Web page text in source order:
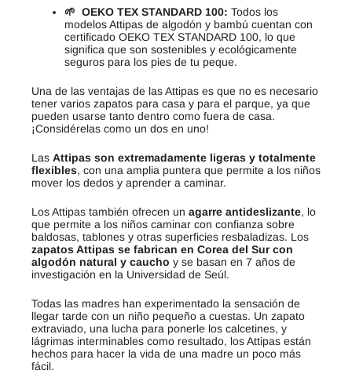
🌱 OEKO TEX STANDARD 100: Todos los
modelos Attipas de algodón y bambú cuentan con
certificado OEKO TEX STANDARD 100, lo que
significa que son sostenibles y ecológicamente
seguros para los pies de tu peque.
Una de las ventajas de las Attipas es que no es necesario
tener varios zapatos para casa y para el parque, ya que
pueden usarse tanto dentro como fuera de casa.
¡Considérelas como un dos en uno!
Las Attipas son extremadamente ligeras y totalmente
flexibles, con una amplia puntera que permite a los niños
mover los dedos y aprender a caminar.
Los Attipas también ofrecen un agarre antideslizante, lo
que permite a los niños caminar con confianza sobre
baldosas, tablones y otras superficies resbaladizas. Los
zapatos Attipas se fabrican en Corea del Sur con
algodón natural y caucho y se basan en 7 años de
investigación en la Universidad de Seúl.
Todas las madres han experimentado la sensación de
llegar tarde con un niño pequeño a cuestas. Un zapato
extraviado, una lucha para ponerle los calcetines, y
lágrimas interminables como resultado, los Attipas están
hechos para hacer la vida de una madre un poco más
fácil.